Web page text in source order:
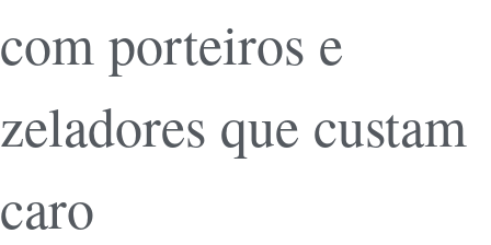
com porteiros e
zeladores que custam
caro